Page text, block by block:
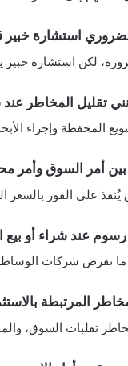
استشارة خبير
لكن استشارة خبير
تقليل المخاطر
المحفظة وإجراء
أمر السوق وأمر
على الفور بالسعر
عند شراء أو بيع
ما تفرض شركات
المرتبطة
تقلبات السوق،